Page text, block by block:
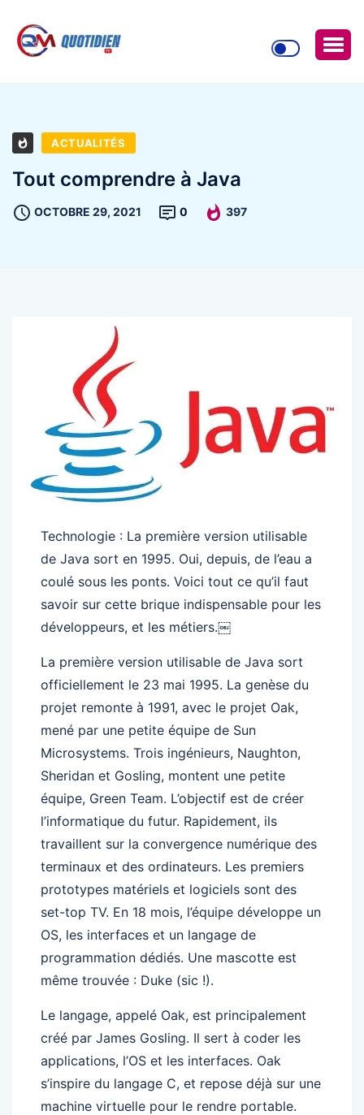
ACTUALITÉS
Tout comprendre à Java
OCTOBRE 29, 2021 0 397
Technologie : La première version utilisable
de Java sort en 1995. Oui, depuis, de l’eau a
coulé sous les ponts. Voici tout ce qu’il faut
savoir sur cette brique indispensable pour les
développeurs, et les métiers.￼
La première version utilisable de Java sort
officiellement le 23 mai 1995. La genèse du
projet remonte à 1991, avec le projet Oak,
mené par une petite équipe de Sun
Microsystems. Trois ingénieurs, Naughton,
Sheridan et Gosling, montent une petite
équipe, Green Team. L’objectif est de créer
l’informatique du futur. Rapidement, ils
travaillent sur la convergence numérique des
terminaux et des ordinateurs. Les premiers
prototypes matériels et logiciels sont des
set-top TV. En 18 mois, l’équipe développe un
OS, les interfaces et un langage de
programmation dédiés. Une mascotte est
même trouvée : Duke (sic !).
Le langage, appelé Oak, est principalement
créé par James Gosling. Il sert à coder les
applications, l’OS et les interfaces. Oak
s’inspire du langage C, et repose déjà sur une
machine virtuelle pour le rendre portable.